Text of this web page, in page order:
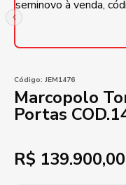
Código: JEM1476
Marcopolo
Portas
R$ 139.900,00